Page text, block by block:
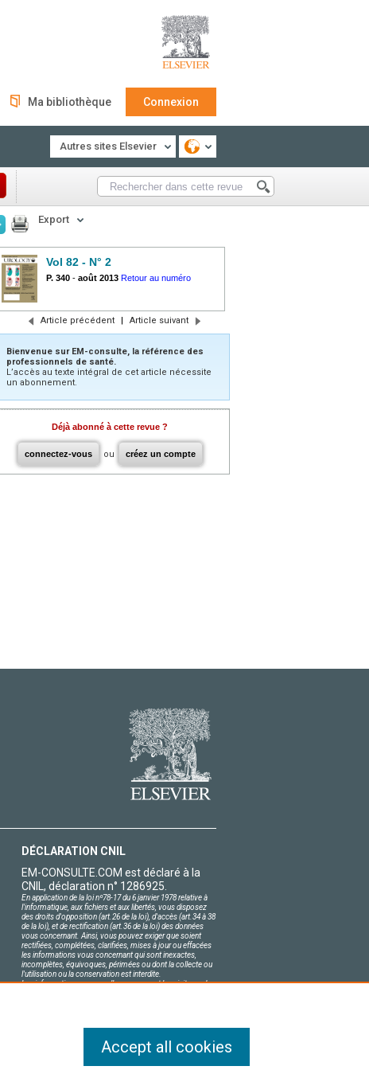
Ma bibliothèque Connexion
Autres sites Elsevier
Export
Vol 82 - N° 2
P. 340 - août 2013 Retour au numéro
Article précédent | Article suivant
Bienvenue sur EM-consulte, la référence des
professionnels de santé.
L’accès au texte intégral de cet article nécessite
un abonnement.
Déjà abonné à cette revue ?
connectez-vous ou créez un compte
DÉCLARATION CNIL
EM-CONSULTE.COM est déclaré à la
CNIL, déclaration n° 1286925.
En application de la loi nº78-17 du 6 janvier 1978 relative à
l'informatique, aux fichiers et aux libertés, vous disposez
des droits d'opposition (art.26 de la loi), d'accès (art.34 à 38
de la loi), et de rectification (art.36 de la loi) des données
vous concernant. Ainsi, vous pouvez exiger que soient
rectifiées, complétées, clarifiées, mises à jour ou effacées
les informations vous concernant qui sont inexactes,
incomplètes, équivoques, périmées ou dont la collecte ou
l'utilisation ou la conservation est interdite.
Les informations personnelles concernant les visiteurs de
Accept all cookies